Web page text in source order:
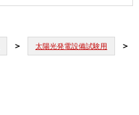
太陽光発電設備試験用